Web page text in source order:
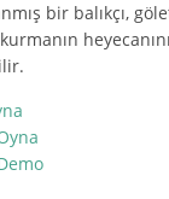
bir balıkçı,